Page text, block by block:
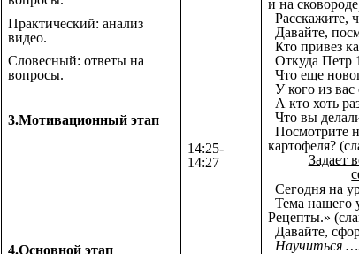
Практический: анализ
видео.
Словесный: ответы на
вопросы.
3.Мотивационный этап
4.Основной этап
14:25-
14:27
и на
Расскажите,
Давайте,
Кто привез
Откуда Петр
Что еще
У кого из
А кто хоть
Что вы
Посмотрите
картофеля?
Задает
Сегодня на
Тема нашего
Рецепты.»
Давайте,
Научиться